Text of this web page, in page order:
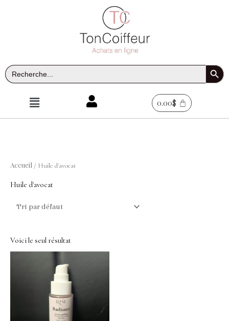
Search
for:
Search Button
Menu 0.00$
Accueil / Huile d'avocat
Huile d'avocat
Voici le seul résultat